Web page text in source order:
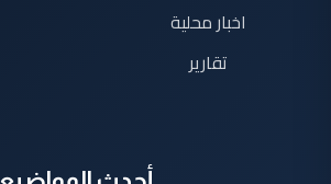
اخبار محلية
تقارير